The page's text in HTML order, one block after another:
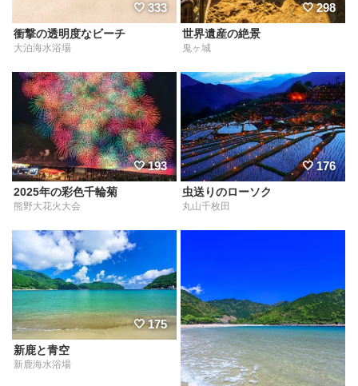
333
衝撃の透明度なビーチ
大泊海水浴場
298
世界遺産の絶景
鬼ヶ城
193
2025年の彩色千輪菊
熊野大花火大会
176
虫送りのローソク
丸山千枚田
175
新鹿と青空
新鹿海水浴場